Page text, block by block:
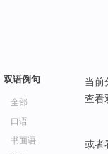
双语例句
全部
口语
书面语
当前
查看
或者